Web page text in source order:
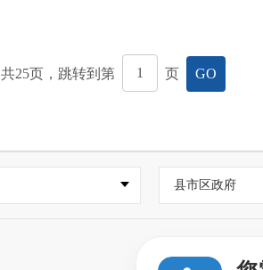
共25页，跳转到第 页 GO
县市区政府